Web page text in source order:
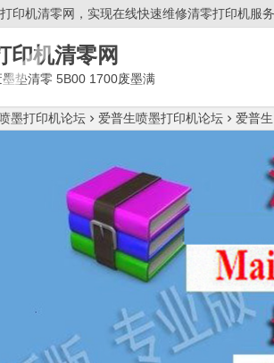
印机清零网，实现在线快速维修清零打印机服务
印机清零网
墨垫清零 5B00 1700废墨满
墨打印机论坛 爱普生喷墨打印机论坛 爱普